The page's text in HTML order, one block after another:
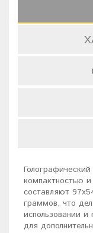
компактностью
составляют
граммов, что
использовании и
для